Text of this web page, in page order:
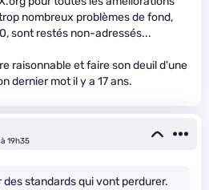
nombreux problèmes de fond,
sont restés non-adressés...
raisonnable et faire son deuil d'une
dernier mot il y a 17 ans.
19h35
des standards qui vont perdurer.